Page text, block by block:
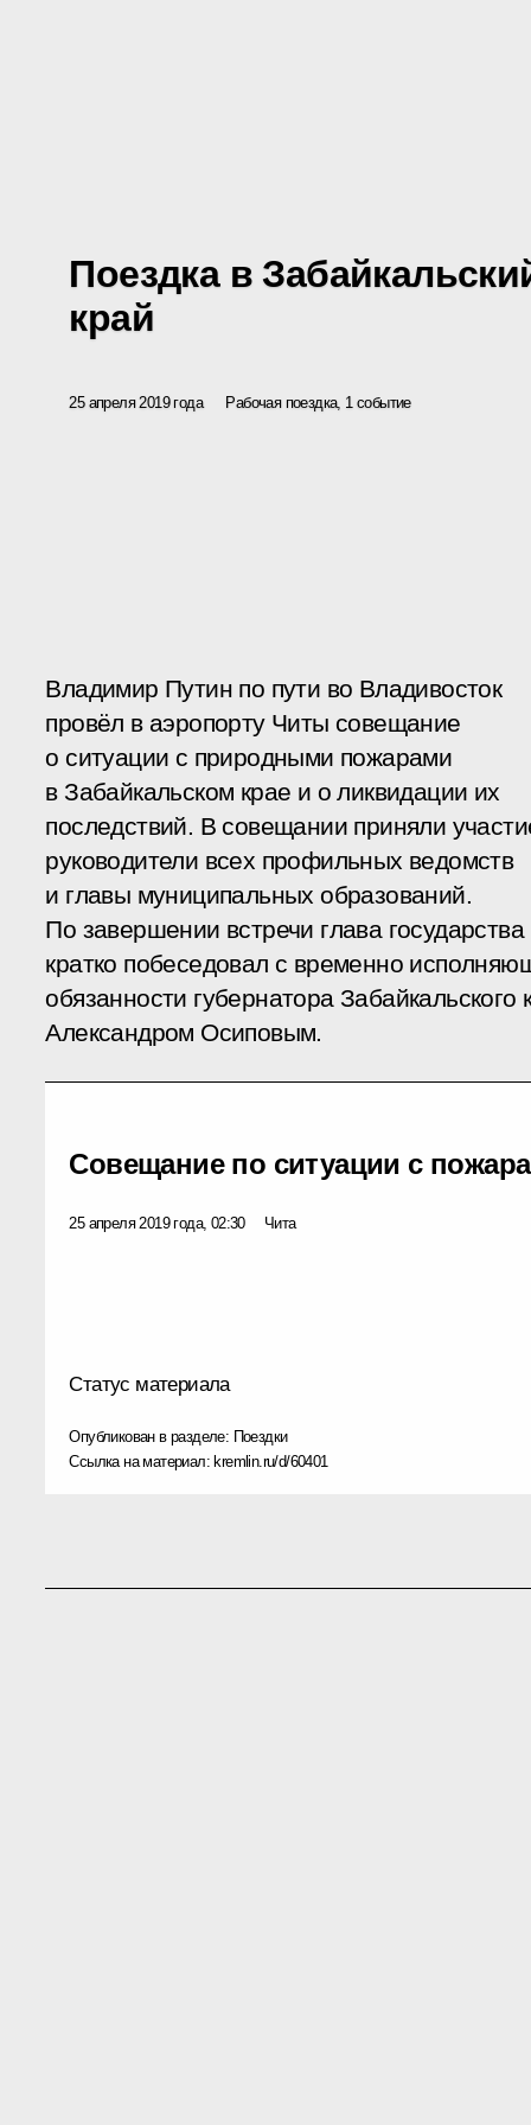
Поездка в
край
25 апреля 2019 года Рабочая поездка, 1 событие
Владимир Путин по пути во Владивосток
провёл в аэропорту Читы совещание
о ситуации с природными пожарами
в Забайкальском крае и о ликвидации их
последствий. В совещании приняли
руководители всех профильных ведомств
и главы муниципальных образований.
По завершении встречи глава государства
кратко побеседовал с временно
обязанности губернатора Забайкальского
Александром Осиповым.
Совещание по ситуации с
25 апреля 2019 года, 02:30 Чита
Статус материала
Опубликован в разделе: Поездки
Ссылка на материал: kremlin.ru/d/60401